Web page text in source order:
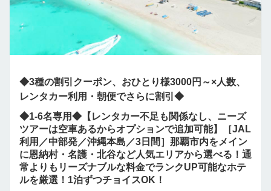
◆3種の割引クーポン、おひとり様3000円～×人数、
レンタカー利用・朝便でさらに割引◆
◆1-6名専用◆【レンタカー不足も関係なし、ニーズ
ツアーは空車あるからオプションで追加可能】［JAL
利用／中部発／沖縄本島／3日間］那覇市内をメイン
に恩納村・名護・北谷など人気エリアから選べる！通
常よりもリーズナブルな料金でランクUP可能なホテ
ルを厳選！1泊ずつチョイスOK！